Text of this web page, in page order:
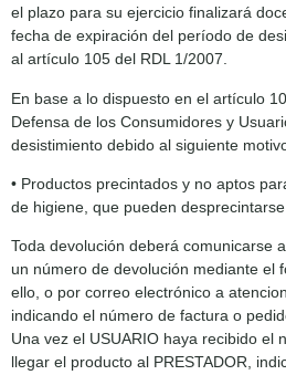
el plazo para su ejercicio finalizará
fecha de expiración del período de
al artículo 105 del RDL 1/2007.
En base a lo dispuesto en el artículo
Defensa de los Consumidores y
desistimiento debido al siguiente
• Productos precintados y no aptos
de higiene, que pueden
Toda devolución deberá comunicarse
un número de devolución mediante el
ello, o por correo electrónico a
indicando el número de factura o
Una vez el USUARIO haya recibido el
llegar el producto al PRESTADOR,